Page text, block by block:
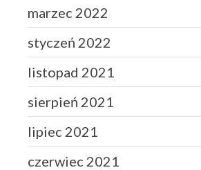
marzec 2022
styczeń 2022
listopad 2021
sierpień 2021
lipiec 2021
czerwiec 2021